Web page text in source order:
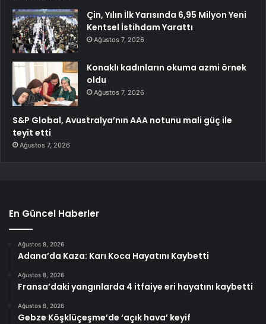
Çin, Yılın İlk Yarısında 6,95 Milyon Yeni
Kentsel İstihdam Yarattı
Ağustos 7, 2026
Konaklı kadınların okuma azmi örnek
oldu
Ağustos 7, 2026
S&P Global, Avustralya’nın AAA notunu mali güç ile
teyit etti
Ağustos 7, 2026
En Güncel Haberler
Ağustos 8, 2026
Adana’da Kaza: Karı Koca Hayatını Kaybetti
Ağustos 8, 2026
Fransa’daki yangınlarda 4 itfaiye eri hayatını kaybetti
Ağustos 8, 2026
Gebze Köşklüçeşme’de ‘açık hava’ keyif